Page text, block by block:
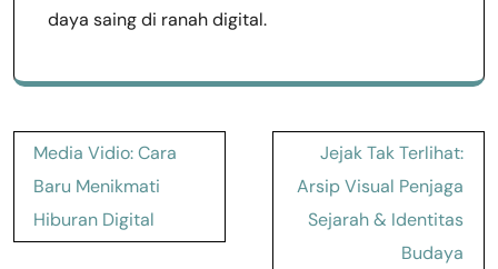
daya saing di ranah digital.
Post
navigation
Media Vidio: Cara
Baru Menikmati
Hiburan Digital
Jejak Tak Terlihat:
Arsip Visual Penjaga
Sejarah & Identitas
Budaya